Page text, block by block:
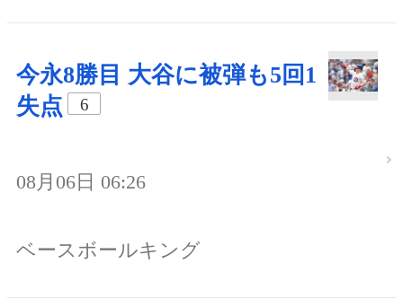
今永8勝目 大谷に被弾も5回1
失点
6
08月06日 06:26
ベースボールキング